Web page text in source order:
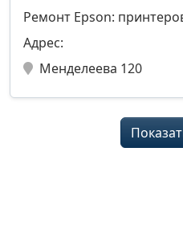
Ремонт Epson:
Адрес:
Менделеева 120